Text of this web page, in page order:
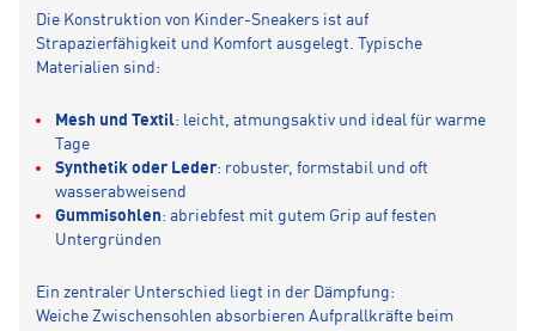
Die Konstruktion von Kinder-Sneakers ist auf
Strapazierfähigkeit und Komfort ausgelegt. Typische
Materialien sind:
Mesh und Textil: leicht, atmungsaktiv und ideal für warme
Tage
Synthetik oder Leder: robuster, formstabil und oft
wasserabweisend
Gummisohlen: abriebfest mit gutem Grip auf festen
Untergründen
Ein zentraler Unterschied liegt in der Dämpfung:
Weiche Zwischensohlen absorbieren Aufprallkräfte beim